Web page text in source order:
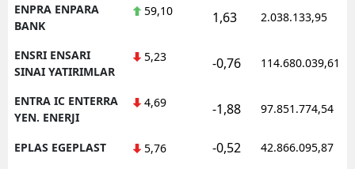
ENPRA ENPARA
BANK
59,10 1,63 2.038.133,95
ENSRI ENSARI
SINAI YATIRIMLAR
5,23 -0,76 114.680.039,61
ENTRA IC ENTERRA
YEN. ENERJI
4,69 -1,88 97.851.774,54
EPLAS EGEPLAST 5,76 -0,52 42.866.095,87